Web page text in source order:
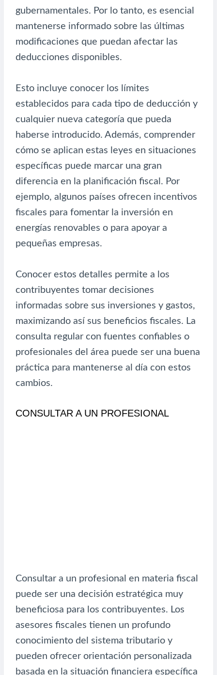
gubernamentales. Por lo tanto, es esencial
mantenerse informado sobre las últimas
modificaciones que puedan afectar las
deducciones disponibles.
Esto incluye conocer los límites
establecidos para cada tipo de deducción y
cualquier nueva categoría que pueda
haberse introducido. Además, comprender
cómo se aplican estas leyes en situaciones
específicas puede marcar una gran
diferencia en la planificación fiscal. Por
ejemplo, algunos países ofrecen incentivos
fiscales para fomentar la inversión en
energías renovables o para apoyar a
pequeñas empresas.
Conocer estos detalles permite a los
contribuyentes tomar decisiones
informadas sobre sus inversiones y gastos,
maximizando así sus beneficios fiscales. La
consulta regular con fuentes confiables o
profesionales del área puede ser una buena
práctica para mantenerse al día con estos
cambios.
CONSULTAR A UN PROFESIONAL
Consultar a un profesional en materia fiscal
puede ser una decisión estratégica muy
beneficiosa para los contribuyentes. Los
asesores fiscales tienen un profundo
conocimiento del sistema tributario y
pueden ofrecer orientación personalizada
basada en la situación financiera específica